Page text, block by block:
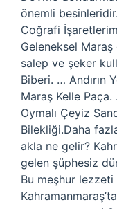
önemli
Coğrafi
Geleneksel Maraş
salep ve şeker
Biberi. … Andırın
Maraş Kelle
Oymalı Çeyiz
Bilekliği.Daha
akla ne gelir?
gelen şüphesiz
Bu meşhur